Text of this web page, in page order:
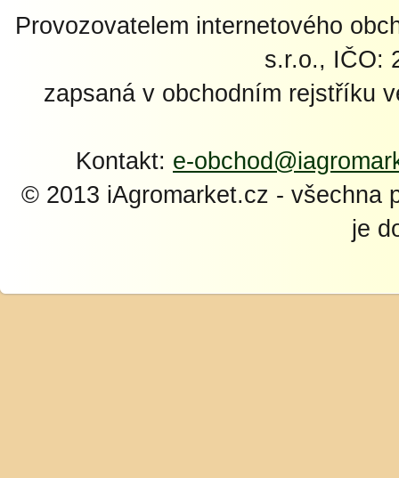
Provozovatelem internetového
s.r.o., IČO:
zapsaná v obchodním rejstříku
Kontakt: e-
© 2013 iAgromarket.cz - všechna
je